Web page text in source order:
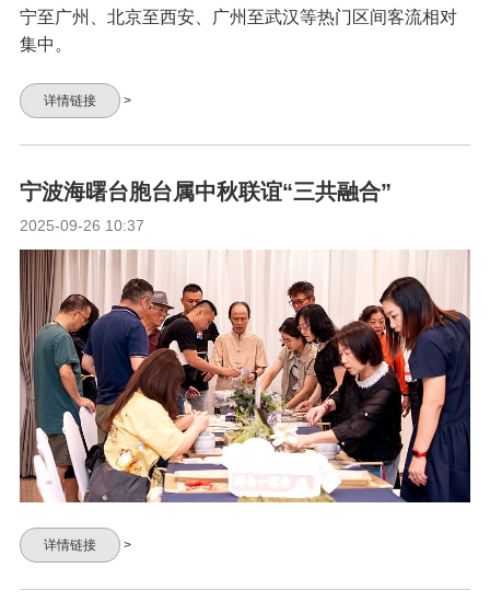
宁至广州、北京至西安、广州至武汉等热门区间客流相对
集中。
详情链接 >
宁波海曙台胞台属中秋联谊“三共融合”
2025-09-26 10:37
详情链接 >